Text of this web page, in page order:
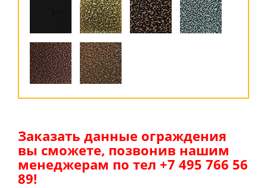
Заказать данные ограждения
вы сможете, позвонив нашим
менеджерам по тел +7 495 766 56
89!